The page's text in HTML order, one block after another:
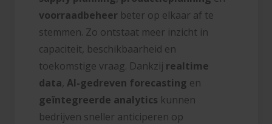
voorraadbeheer beter op elkaar af te
stemmen. Zo ontstaat meer inzicht in
capaciteit, beschikbaarheid en
toekomstige vraag. Dankzij realtime
data, AI-gedreven forecasting en
geïntegreerde analytics kunnen
bedrijven sneller anticiperen op